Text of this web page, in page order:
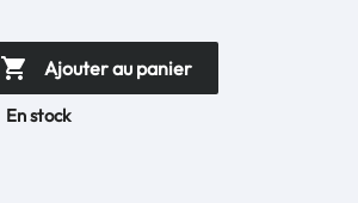
 Ajouter au panier
En stock